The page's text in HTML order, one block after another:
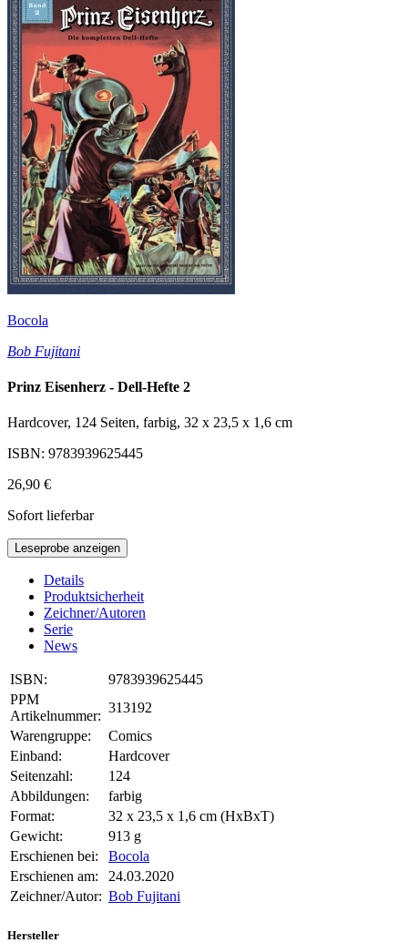
Bocola
Bob Fujitani
Prinz Eisenherz - Dell-Hefte 2
Hardcover, 124 Seiten, farbig, 32 x 23,5 x 1,6 cm
ISBN: 9783939625445
26,90 €
Sofort lieferbar
Leseprobe anzeigen
Details
Produktsicherheit
Zeichner/Autoren
Serie
News
ISBN:
9783939625445
PPM
Artikelnummer:
313192
Warengruppe:
Comics
Einband:
Hardcover
Seitenzahl:
124
Abbildungen:
farbig
Format:
32 x 23,5 x 1,6 cm (HxBxT)
Gewicht:
913 g
Erschienen bei:
Bocola
Erschienen am:
24.03.2020
Zeichner/Autor: Bob Fujitani
Hersteller